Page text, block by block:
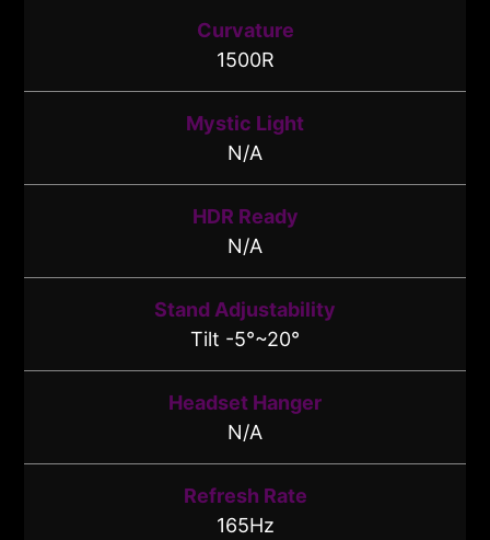
Curvature
1500R
Mystic Light
N/A
HDR Ready
N/A
Stand Adjustability
Tilt -5°~20°
Headset Hanger
N/A
Refresh Rate
165Hz